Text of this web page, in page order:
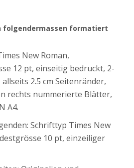
folgendermassen formatiert
New Roman,
12 pt, einseitig bedruckt, 2-
2.5 cm Seitenränder,
rechts nummerierte Blätter,
A4.
Schrifttyp Times New
10 pt, einzeiliger